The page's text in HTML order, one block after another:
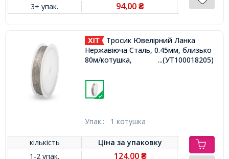
3+ упак. 94,00₴
Тросик Ювелірний Ланка
Нержавіюча Сталь, 0.45мм, близько
80м/котушка,
...(УТ100018205)
Упак.: 1 котушка
кількість Ціна заупаковку
1-2 упак.
124,00 ₴